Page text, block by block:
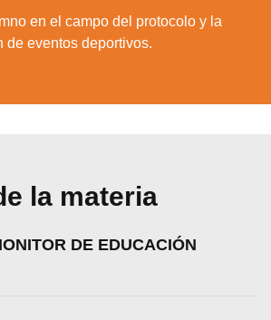
en el campo del protocolo y la
de eventos deportivos.
la materia
DE EDUCACIÓN